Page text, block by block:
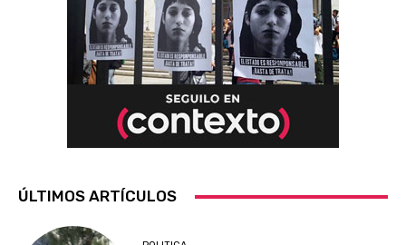
ÚLTIMOS ARTÍCULOS